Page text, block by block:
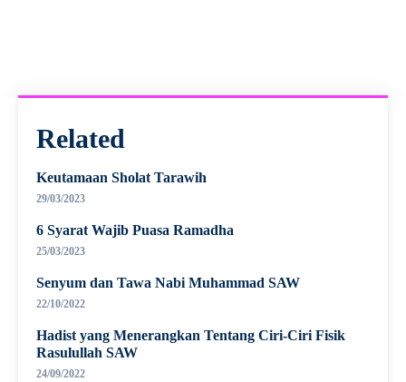
Related
Keutamaan Sholat Tarawih
29/03/2023
6 Syarat Wajib Puasa Ramadha
25/03/2023
Senyum dan Tawa Nabi Muhammad SAW
22/10/2022
Hadist yang Menerangkan Tentang Ciri-Ciri Fisik
Rasulullah SAW
24/09/2022